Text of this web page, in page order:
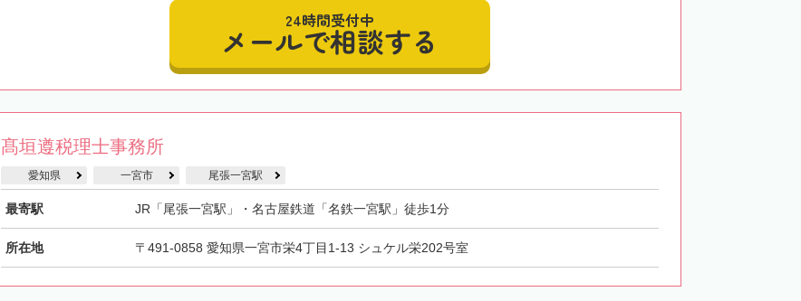
24時間受付中
メールで相談する
髙垣遵税理士事務所
愛知県 一宮市 尾張一宮駅
最寄駅 JR「尾張一宮駅」・名古屋鉄道「名鉄一宮駅」徒歩1分
所在地 〒491-0858 愛知県一宮市栄4丁目1-13 シュケル栄202号室